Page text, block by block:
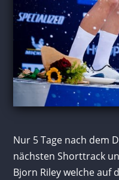
Nur 5 Tage nach dem
nächsten Shorttrack
Bjorn Riley welche auf